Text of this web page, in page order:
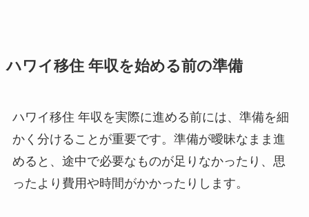
ハワイ移住 年収を始める前の準備
ハワイ移住 年収を実際に進める前には、準備を細
かく分けることが重要です。準備が曖昧なまま進
めると、途中で必要なものが足りなかったり、思
ったより費用や時間がかかったりします。